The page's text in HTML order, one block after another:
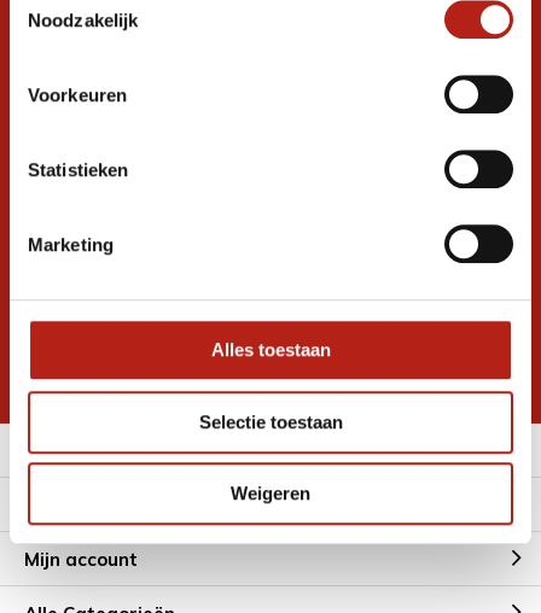
Noodzakelijk
Voorkeuren
Statistieken
Marketing
Alles toestaan
Selectie toestaan
Weigeren
Snel antwoord op je vraag?
graag verder. 24/7
Ontvang de nieuwste aanbiedingen en
Inschrijven voor
* Lees hier de wettelijke beperkingen
Meer informatie
Mijn account